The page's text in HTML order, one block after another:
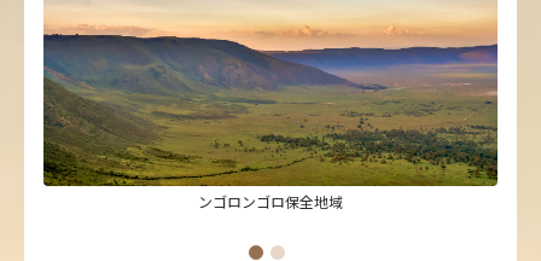
ンゴロンゴロ保全地域